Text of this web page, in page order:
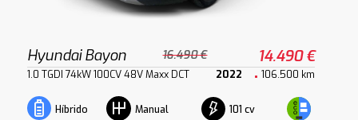
Hyundai Bayon 16.490 € 14.490 €
1.0 TGDI 74kW 100CV 48V Maxx DCT 2022 106.500 km
Híbrido Manual 101 cv